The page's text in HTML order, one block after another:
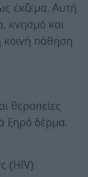
έκζεμα. Αυτή
κνησμό και
κοινή πάθηση
θεραπείες
ξηρό δέρμα.
(HIV)